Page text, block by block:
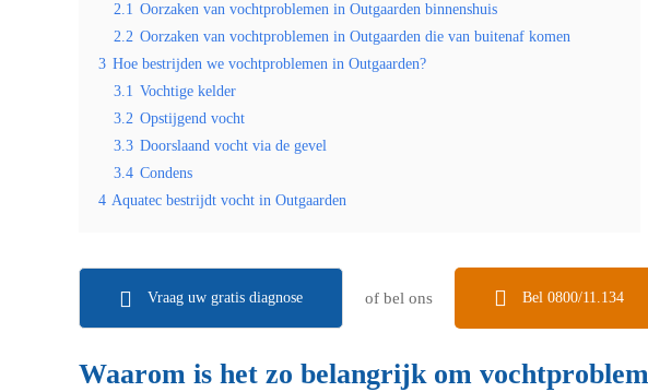
2.1 Oorzaken van vochtproblemen in Outgaarden binnenshuis
2.2 Oorzaken van vochtproblemen in Outgaarden die van buitenaf komen
3 Hoe bestrijden we vochtproblemen in Outgaarden?
3.1 Vochtige kelder
3.2 Opstijgend vocht
3.3 Doorslaand vocht via de gevel
3.4 Condens
4 Aquatec bestrijdt vocht in Outgaarden
Vraag uw gratis diagnose of bel ons Bel 0800/11.134
Waarom is het zo belangrijk om